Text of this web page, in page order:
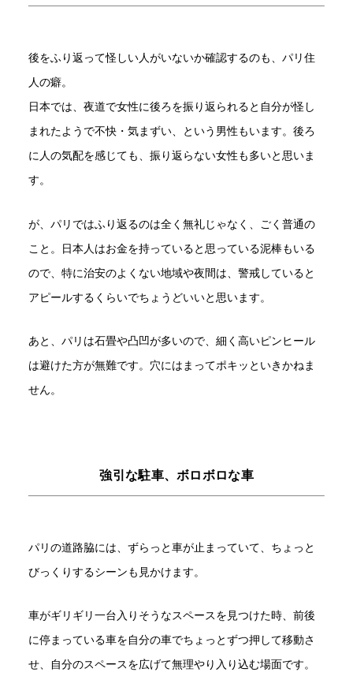
後をふり返って怪しい人がいないか確認するのも、パリ住
人の癖。
日本では、夜道で女性に後ろを振り返られると自分が怪し
まれたようで不快・気まずい、という男性もいます。後ろ
に人の気配を感じても、振り返らない女性も多いと思いま
す。
が、パリではふり返るのは全く無礼じゃなく、ごく普通の
こと。日本人はお金を持っていると思っている泥棒もいる
ので、特に治安のよくない地域や夜間は、警戒していると
アピールするくらいでちょうどいいと思います。
あと、パリは石畳や凸凹が多いので、細く高いピンヒール
は避けた方が無難です。穴にはまってポキッといきかねま
せん。
強引な駐車、ボロボロな車
パリの道路脇には、ずらっと車が止まっていて、ちょっと
びっくりするシーンも見かけます。
車がギリギリ一台入りそうなスペースを見つけた時、前後
に停まっている車を自分の車でちょっとずつ押して移動さ
せ、自分のスペースを広げて無理やり入り込む場面です。